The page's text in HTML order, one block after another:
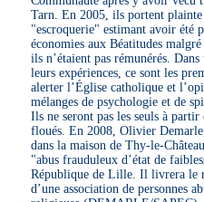
Tarn. En 2005, ils portent
"escroquerie" estimant avoir été
économies aux Béatitudes
ils n’étaient pas rémunérés.
leurs expériences, ce sont les
alerter l’Église catholique et
mélanges de psychologie et de
Ils ne seront pas les seuls à
floués. En 2008, Olivier
dans la maison de Thy-le-
"abus frauduleux d’état de
République de Lille. Il livrera le
d’une association de personnes